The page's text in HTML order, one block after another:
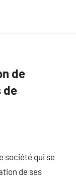
de
de
société qui se
de ses